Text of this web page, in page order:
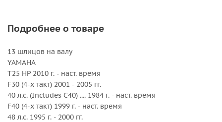
DT 60 1983 - 1984 гг.
DT 65 1985 - 1997 гг.
TOHATSU
35 л.с. (только 35B) до 1984 г.
40 л.с. 1984 г. - наст. время
50 л.с. (кроме 50C) 1992 г. - наст. время
Подробнее о товаре
13 шлицов на валу
YAMAHA
T25 HP 2010 г. - наст. время
F30 (4-х такт) 2001 - 2005 гг.
40 л.с. (Includes C40) .... 1984 г. - наст. время
F40 (4-х такт) 1999 г. - наст. время
48 л.с. 1995 г. - 2000 гг.